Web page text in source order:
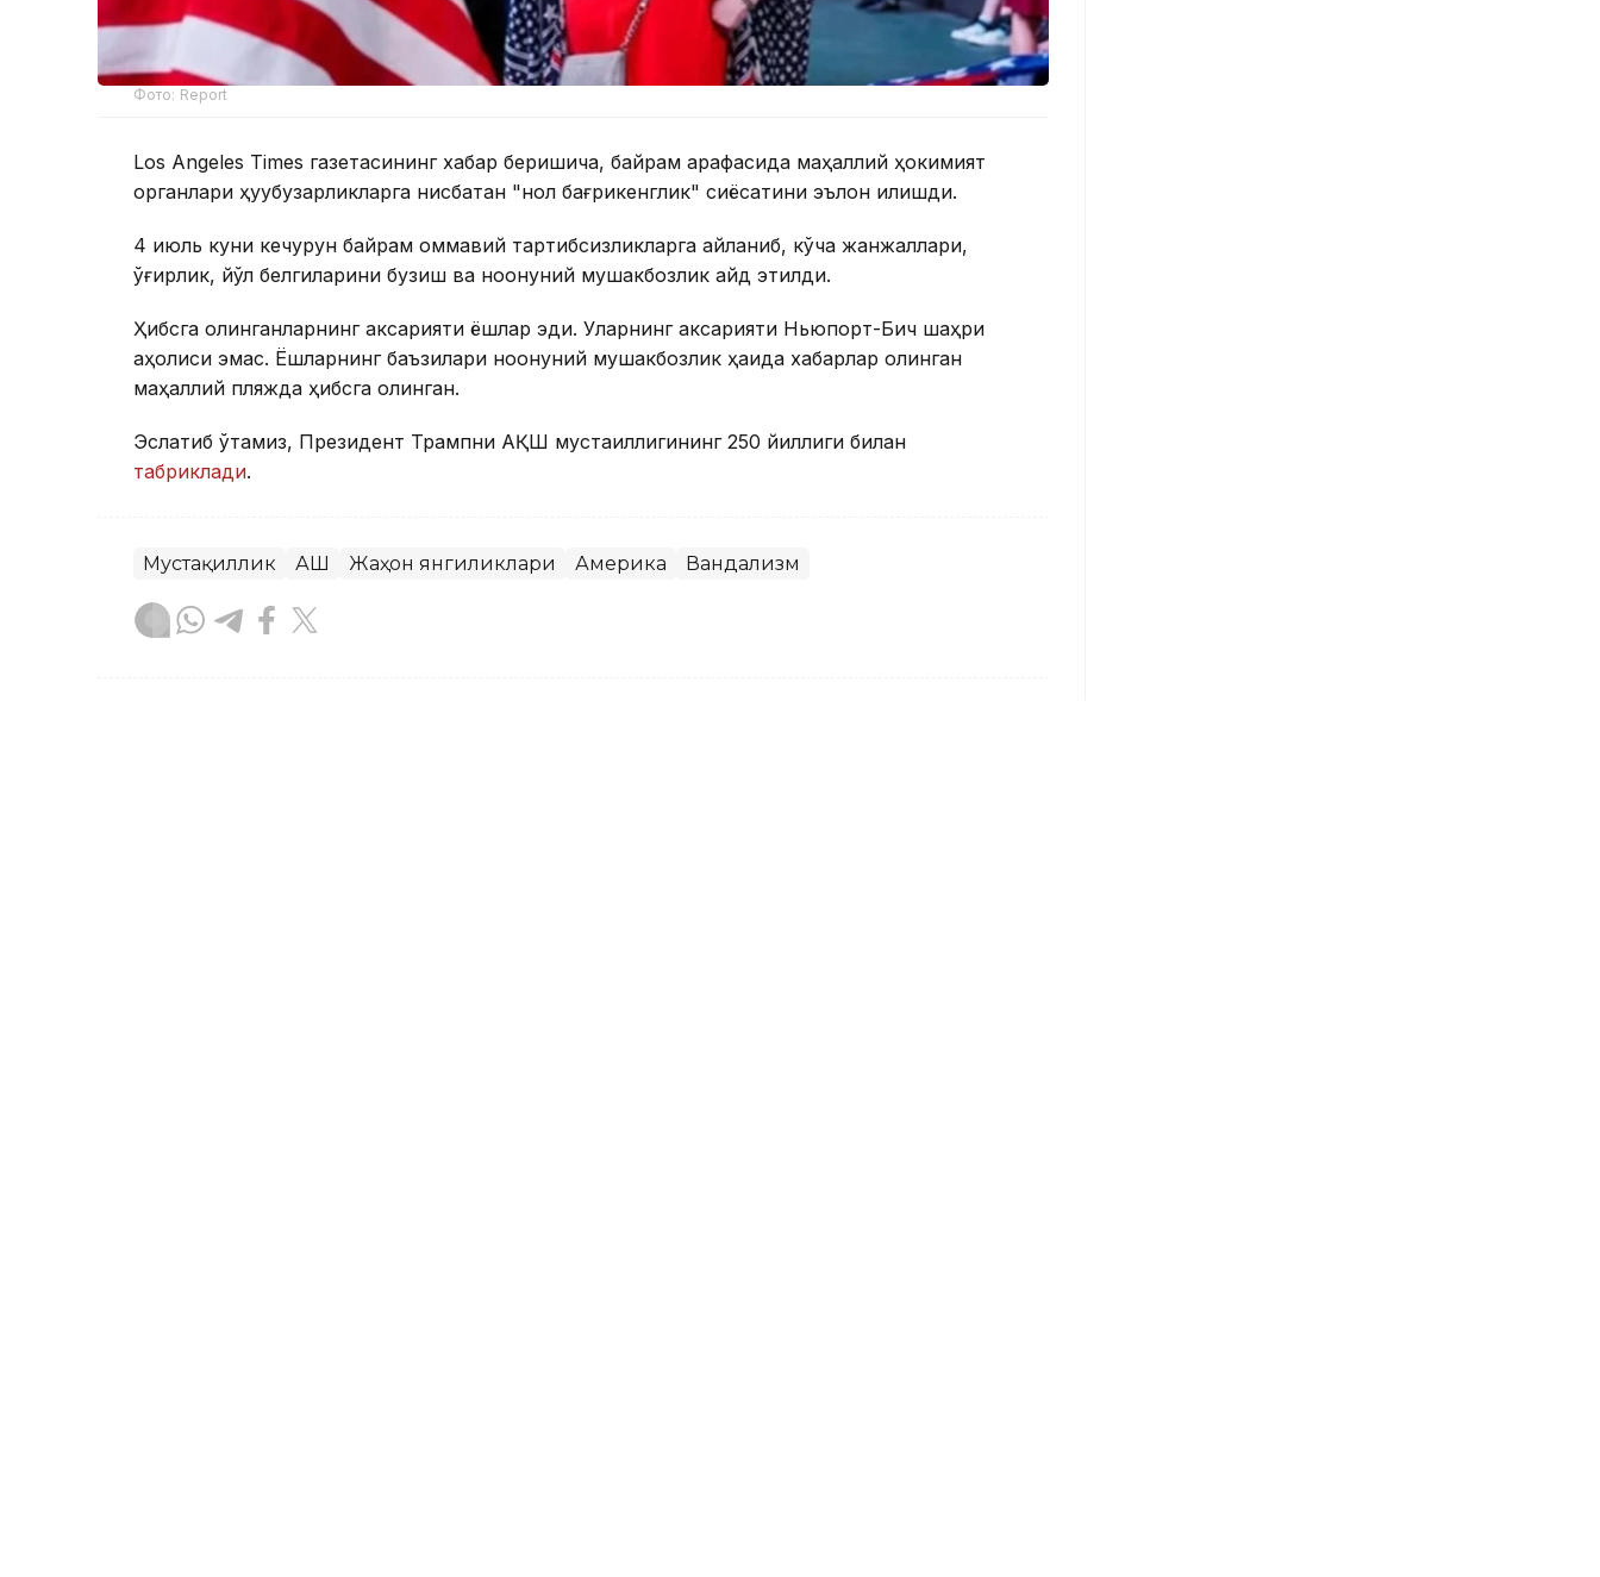
Фото: Report
Los Angeles Times газетасининг хабар беришича, байрам арафасида маҳаллий ҳокимият
органлари ҳуқуқбузарликларга нисбатан "нол бағрикенглик" сиёсатини эълон қилишди.
4 июль куни кечқурун байрам оммавий тартибсизликларга айланиб, кўча жанжаллари,
ўғирлик, йўл белгиларини бузиш ва ноқонуний мушакбозлик қайд этилди.
Ҳибсга олинганларнинг аксарияти ёшлар эди. Уларнинг аксарияти Ньюпорт-Бич шаҳри
аҳолиси эмас. Ёшларнинг баъзилари ноқонуний мушакбозлик ҳақида хабарлар олинган
маҳаллий пляжда ҳибсга олинган.
Эслатиб ўтамиз, Президент Трампни АҚШ мустақиллигининг 250 йиллиги билан
табриклади.
Мустақиллик АҚШ Жаҳон янгиликлари Америка Вандализм